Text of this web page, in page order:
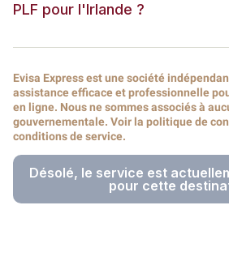
PLF pour l'Irlande ?
Evisa Express est une société
assistance efficace et professionnelle
en ligne. Nous ne sommes associés à
gouvernementale. Voir la politique de
conditions de service.
Désolé, le service est
pour cette